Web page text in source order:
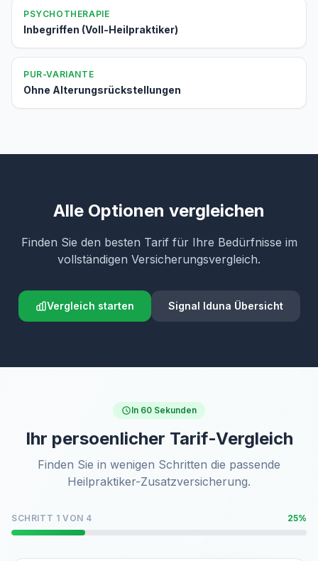
PSYCHOTHERAPIE
Inbegriffen (Voll-Heilpraktiker)
PUR-VARIANTE
Ohne Alterungsrückstellungen
Alle Optionen vergleichen
Finden Sie den besten Tarif für Ihre Bedürfnisse im
vollständigen Versicherungsvergleich.
Vergleich starten Signal Iduna Übersicht
In 60 Sekunden
Ihr persoenlicher Tarif-Vergleich
Finden Sie in wenigen Schritten die passende
Heilpraktiker-Zusatzversicherung.
SCHRITT 1 VON 4 25%